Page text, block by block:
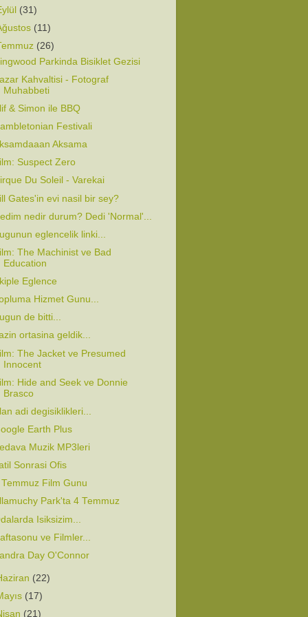
(31)
(11)
(26)
Parkinda Bisiklet Gezisi
Kahvaltisi - Fotograf
Muhabbeti
& Simon ile BBQ
Festivali
Aksama
Suspect Zero
Du Soleil - Varekai
Gates'in evi nasil bir sey?
nedir durum? Dedi 'Normal'...
eglencelik linki...
The Machinist ve Bad
Education
Eglence
Hizmet Gunu...
de bitti...
ortasina geldik...
The Jacket ve Presumed
Innocent
Hide and Seek ve Donnie
Brasco
adi degisiklikleri...
Earth Plus
Muzik MP3leri
Sonrasi Ofis
Film Gunu
Park'ta 4 Temmuz
Isiksizim...
ve Filmler...
Day O'Connor
(22)
(17)
(21)